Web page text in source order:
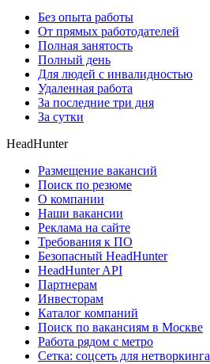
Без опыта работы
От прямых работодателей
Полная занятость
Полный день
Для людей с инвалидностью
Удаленная работа
За последние три дня
За сутки
HeadHunter
Размещение вакансий
Поиск по резюме
О компании
Наши вакансии
Реклама на сайте
Требования к ПО
Безопасный HeadHunter
HeadHunter API
Партнерам
Инвесторам
Каталог компаний
Поиск по вакансиям в Москве
Работа рядом с метро
Сетка: соцсеть для нетворкинга